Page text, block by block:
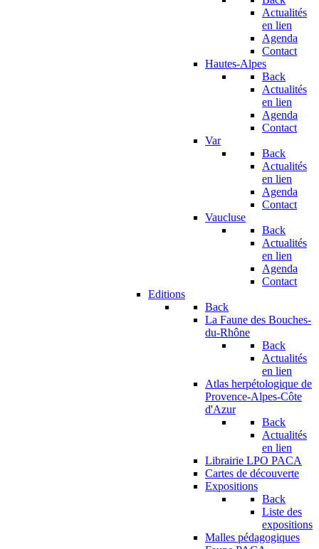
Actualités
en lien
Agenda
Contact
Hautes-Alpes
Back
Actualités
en lien
Agenda
Contact
Var
Back
Actualités
en lien
Agenda
Contact
Vaucluse
Back
Actualités
en lien
Agenda
Contact
Editions
Back
La Faune des Bouches-
du-Rhône
Back
Actualités
en lien
Atlas herpétologique de
Provence-Alpes-Côte
d'Azur
Back
Actualités
en lien
Librairie LPO PACA
Cartes de découverte
Expositions
Back
Liste des
expositions
Malles pédagogiques